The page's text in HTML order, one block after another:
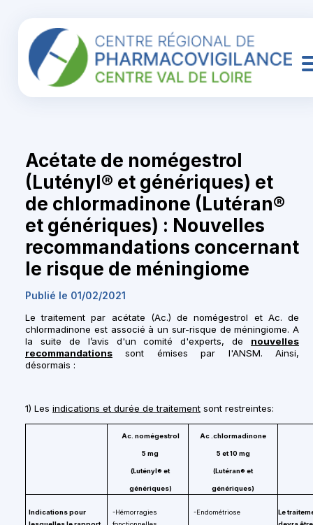
Acétate de nomégestrol
(Lutényl® et génériques) et
de chlormadinone (Lutéran®
et génériques) : Nouvelles
recommandations concernant
le risque de méningiome
Publié le 01/02/2021
Le traitement par acétate (Ac.) de nomégestrol et Ac. de
chlormadinone est associé à un sur-risque de méningiome. A
la suite de l’avis d'un comité d'experts, de nouvelles
recommandations sont émises par l'ANSM. Ainsi,
désormais :
1) Les indications et durée de traitement sont restreintes:
Ac. nomégestrol
5 mg
(Lutényl® et
génériques)
Ac .chlormadinone
5 et 10 mg
(Lutéran® et
génériques)
Indications pour
-Hémorragies
-Endométriose
Le